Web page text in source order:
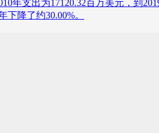
年支出为17120.32百万美元，到
降了约30.00%。